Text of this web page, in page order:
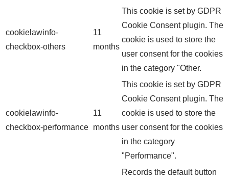
cookielawinfo-
checkbox-others
11
months
This cookie is set by GDPR
Cookie Consent plugin. The
cookie is used to store the
user consent for the cookies
in the category "Other.
cookielawinfo-
checkbox-performance
11
months
This cookie is set by GDPR
Cookie Consent plugin. The
cookie is used to store the
user consent for the cookies
in the category
"Performance".
Records the default button